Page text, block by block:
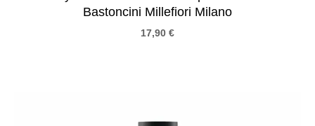
Bastoncini Millefiori Milano
17,90 €